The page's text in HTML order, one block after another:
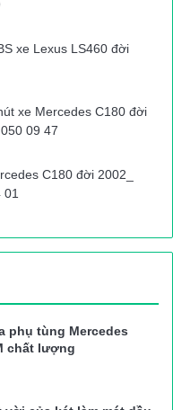
Mù trời mưa, một số
2 vị trí sạt lở lớn nhất
bảo giao thông trên
Hướng Hóa, Quảng
lở trên nằm trên địa
do Chi cục QLĐB II.04
ghi nhận trên “điểm
xe Lexus LS460 đời
xe Mercedes C180 đời
09 47
C180 đời 2002_
01
phụ tùng Mercedes
chất lượng